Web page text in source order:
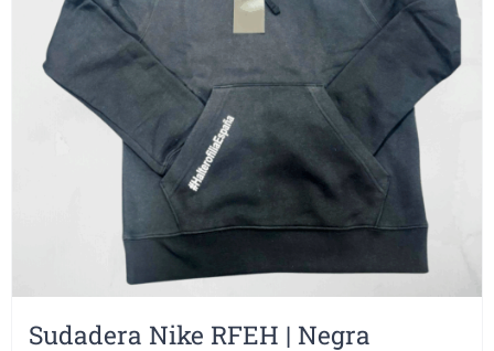
Sudadera Nike RFEH | Negra